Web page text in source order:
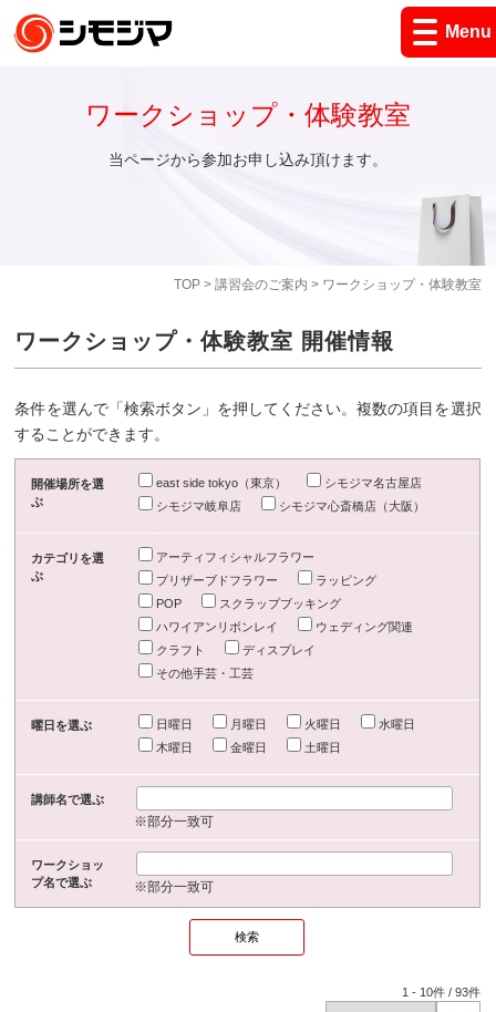
Menu
TOP> 講習会のご案内 > ワークショップ・体験教室
ワークショップ・体験教室
当ページから参加お申し込み頂けます。
ワークショップ・体験教室 開催情報
条件を選んで「検索ボタン」を押してください。複数の項目を選択
することができます。
開催場所を選
ぶ
east side tokyo（東京）
シモジマ名古屋店
シモジマ岐阜店
シモジマ心斎橋店（大阪）
カテゴリを選
ぶ
アーティフィシャルフラワー
プリザーブドフラワー
ラッピング
POP
スクラップブッキング
ハワイアンリボンレイ
ウェディング関連
クラフト
ディスプレイ
その他手芸・工芸
曜日を選ぶ 日曜日 月曜日 火曜日
水曜日
木曜日
金曜日 土曜日
講師名で選ぶ
※部分一致可
ワークショッ
プ名で選ぶ
※部分一致可
1 - 10件 /93件